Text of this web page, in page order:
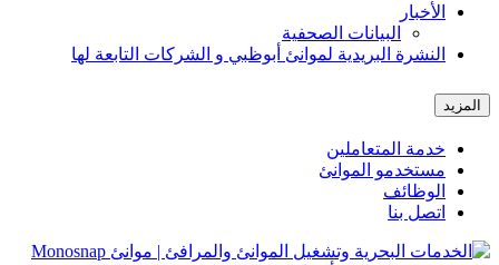
الأخبار
البيانات الصحفية
النشرة البريدية لموانئ أبوظبي و الشركات التابعة لها
المزيد
خدمة المتعاملين
مستخدمو الموانئ
الوظائف
اتصل بنا